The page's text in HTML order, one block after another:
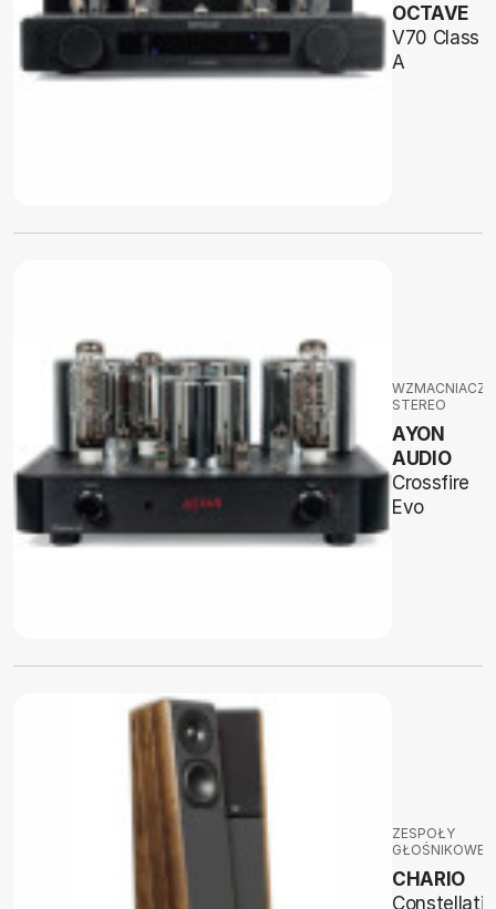
OCTAVE
V70 Class
A
WZMACNIACZE
STEREO
AYON
AUDIO
Crossfire
Evo
ZESPOŁY
GŁOŚNIKOWE
CHARIO